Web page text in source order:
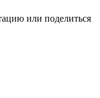
или поделиться